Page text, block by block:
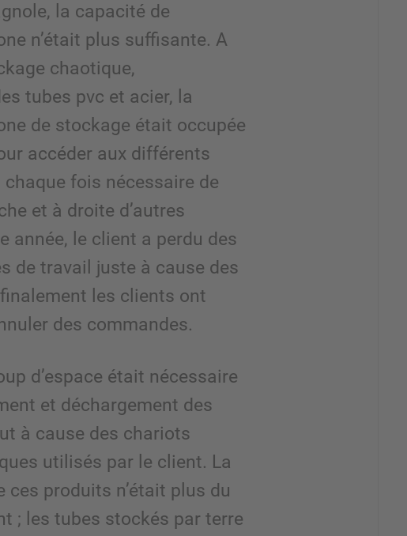
la capacité de
n’était plus suffisante. A
chaotique,
tubes pvc et acier, la
de stockage était occupée
accéder aux différents
fois nécessaire de
et à droite d’autres
année, le client a perdu des
de travail juste à cause des
les clients ont
des commandes.
d’espace était nécessaire
et déchargement des
à cause des chariots
utilisés par le client. La
ces produits n’était plus du
; les tubes stockés par terre